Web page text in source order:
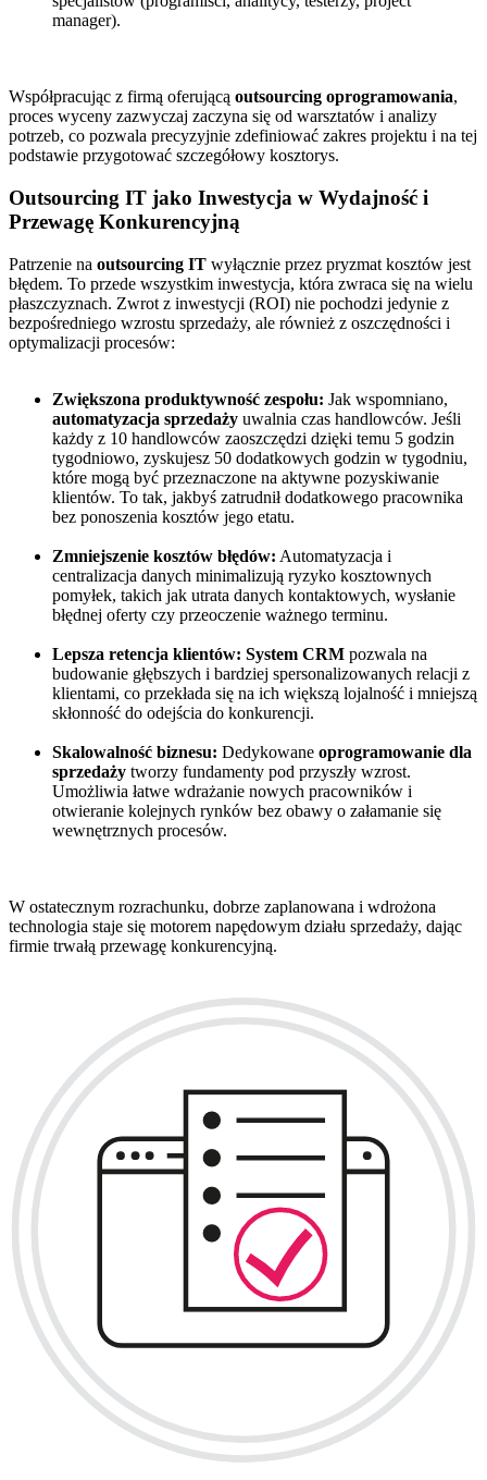
manager).
Współpracując z firmą oferującą outsourcing oprogramowania,
proces wyceny zazwyczaj zaczyna się od warsztatów i analizy
potrzeb, co pozwala precyzyjnie zdefiniować zakres projektu i na tej
podstawie przygotować szczegółowy kosztorys.
Outsourcing IT jako Inwestycja w Wydajność i
Przewagę Konkurencyjną
Patrzenie na outsourcing IT wyłącznie przez pryzmat kosztów jest
błędem. To przede wszystkim inwestycja, która zwraca się na wielu
płaszczyznach. Zwrot z inwestycji (ROI) nie pochodzi jedynie z
bezpośredniego wzrostu sprzedaży, ale również z oszczędności i
optymalizacji procesów:
Zwiększona produktywność zespołu: Jak wspomniano,
automatyzacja sprzedaży uwalnia czas handlowców. Jeśli
każdy z 10 handlowców zaoszczędzi dzięki temu 5 godzin
tygodniowo, zyskujesz 50 dodatkowych godzin w tygodniu,
które mogą być przeznaczone na aktywne pozyskiwanie
klientów. To tak, jakbyś zatrudnił dodatkowego pracownika
bez ponoszenia kosztów jego etatu.
Zmniejszenie kosztów błędów: Automatyzacja i
centralizacja danych minimalizują ryzyko kosztownych
pomyłek, takich jak utrata danych kontaktowych, wysłanie
błędnej oferty czy przeoczenie ważnego terminu.
Lepsza retencja klientów: System CRM pozwala na
budowanie głębszych i bardziej spersonalizowanych relacji z
klientami, co przekłada się na ich większą lojalność i mniejszą
skłonność do odejścia do konkurencji.
Skalowalność biznesu: Dedykowane oprogramowanie dla
sprzedaży tworzy fundamenty pod przyszły wzrost.
Umożliwia łatwe wdrażanie nowych pracowników i
otwieranie kolejnych rynków bez obawy o załamanie się
wewnętrznych procesów.
W ostatecznym rozrachunku, dobrze zaplanowana i wdrożona
technologia staje się motorem napędowym działu sprzedaży, dając
firmie trwałą przewagę konkurencyjną.